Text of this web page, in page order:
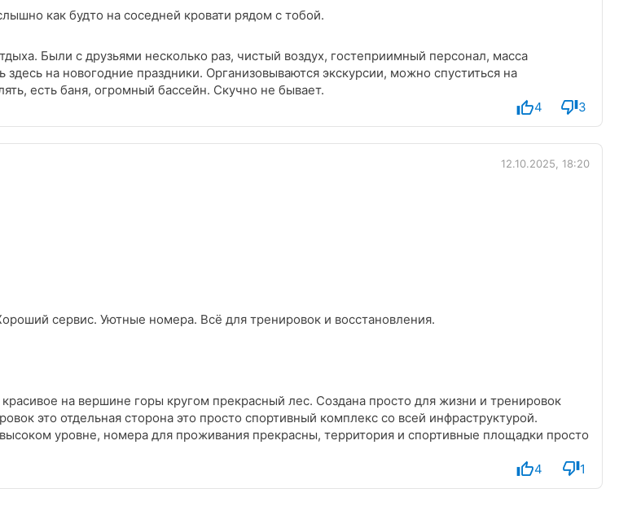
как будто на соседней кровати рядом с тобой.
Были с друзьями несколько раз, чистый воздух, гостеприимный персонал, масса
на новогодние праздники. Организовываются экскурсии, можно спуститься на
есть баня, огромный бассейн. Скучно не бывает.
4
3
12.10.2025, 18:20
сервис. Уютные номера. Всё для тренировок и восстановления.
на вершине горы кругом прекрасный лес. Создана просто для жизни и тренировок
это отдельная сторона это просто спортивный комплекс со всей инфраструктурой.
уровне, номера для проживания прекрасны, территория и спортивные площадки просто
4
1